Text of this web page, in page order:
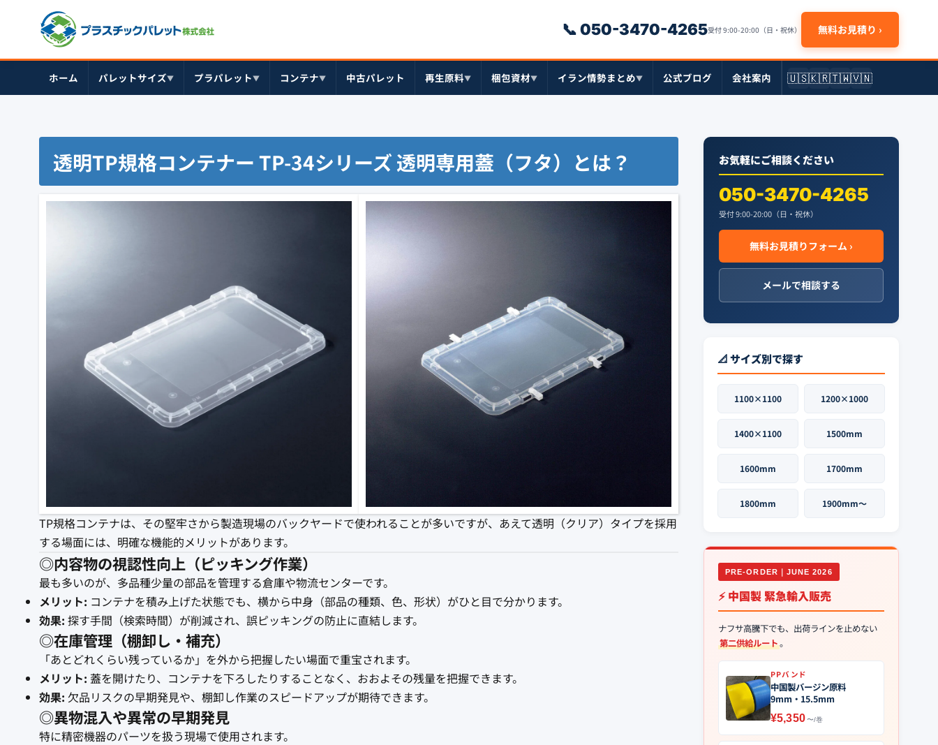
📞 050-3470-4265受付 9:00-20:00（日・祝休） 無料お見積り ›
ホーム パレットサイズ▼ プラパレット▼ コンテナ▼ 中古パレット 再生原料▼ 梱包資材▼ イラン情勢まとめ▼ 公式ブログ 会社案内 🇺🇸🇰🇷🇹🇼🇻🇳
透明TP規格コンテナー TP-34シリーズ 透明専用蓋（フタ）とは？
TP規格コンテナは、その堅牢さから製造現場のバックヤードで使われることが多いですが、あえて透明（クリア）タイプを採用
する場面には、明確な機能的メリットがあります。
◎内容物の視認性向上（ピッキング作業）
最も多いのが、多品種少量の部品を管理する倉庫や物流センターです。
メリット: コンテナを積み上げた状態でも、横から中身（部品の種類、色、形状）がひと目で分かります。
効果: 探す手間（検索時間）が削減され、誤ピッキングの防止に直結します。
◎在庫管理（棚卸し・補充）
「あとどれくらい残っているか」を外から把握したい場面で重宝されます。
メリット: 蓋を開けたり、コンテナを下ろしたりすることなく、おおよその残量を把握できます。
効果: 欠品リスクの早期発見や、棚卸し作業のスピードアップが期待できます。
◎異物混入や異常の早期発見
特に精密機器のパーツを扱う現場で使用されます。
お気軽にご相談ください
050-3470-4265
受付 9:00-20:00（日・祝休）
無料お見積りフォーム ›
メールで相談する
📐 サイズ別で探す
1100×1100 1200×1000
1400×1100 1500mm
1600mm 1700mm
1800mm 1900mm〜
PRE-ORDER｜JUNE 2026
⚡ 中国製 緊急輸入販売
ナフサ高騰下でも、出荷ラインを止めない
第二供給ルート。
PPバンド
中国製バージン原料
9mm・15.5mm
¥5,350〜/巻